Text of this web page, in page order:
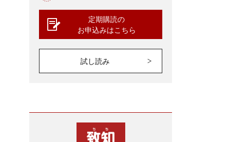
定期購読の
お申込みはこちら
試し読み